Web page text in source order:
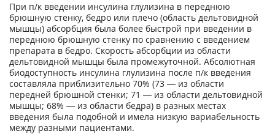
При п/к введении инсулина глулизина в переднюю
брюшную стенку, бедро или плечо (область дельтовидной
мышцы) абсорбция была более быстрой при введении в
переднюю брюшную стенку по сравнению с введением
препарата в бедро. Скорость абсорбции из области
дельтовидной мышцы была промежуточной. Абсолютная
биодоступность инсулина глулизина после п/к введения
составляла приблизительно 70% (73 — из области
передней брюшной стенки; 71 — из области дельтовидной
мышцы; 68% — из области бедра) в разных местах
введения была подобной и имела низкую вариабельность
между разными пациентами.